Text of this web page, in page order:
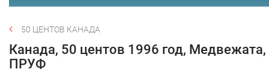
50 ЦЕНТОВ КАНАДА
Канада, 50 центов 1996 год, Медвежата,
ПРУФ